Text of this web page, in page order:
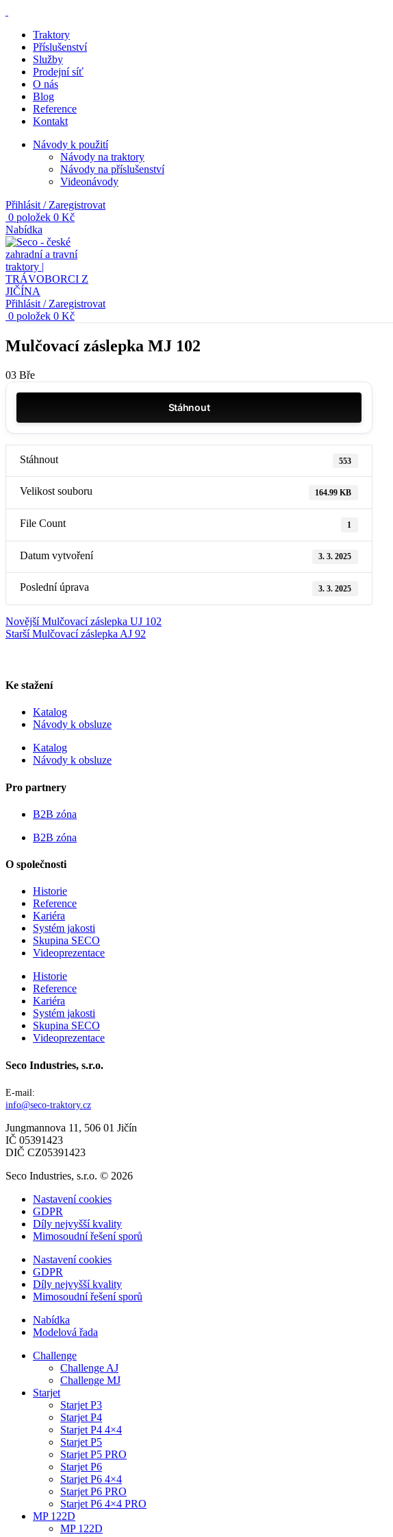
Traktory
Příslušenství
Služby
Prodejní síť
O nás
Blog
Reference
Kontakt
Návody k použití
Návody na traktory
Návody na příslušenství
Videonávody
Přihlásit / Zaregistrovat
0 položek 0 Kč
Nabídka
Přihlásit / Zaregistrovat
0 položek 0 Kč
Mulčovací záslepka MJ 102
03 Bře
Stáhnout
Stáhnout 553
Velikost souboru 164.99 KB
File Count 1
Datum vytvoření 3. 3. 2025
Poslední úprava 3. 3. 2025
Novější Mulčovací záslepka UJ 102
Starší Mulčovací záslepka AJ 92
Ke stažení
Katalog
Návody k obsluze
Katalog
Návody k obsluze
Pro partnery
B2B zóna
B2B zóna
O společnosti
Historie
Reference
Kariéra
Systém jakosti
Skupina SECO
Videoprezentace
Historie
Reference
Kariéra
Systém jakosti
Skupina SECO
Videoprezentace
Seco Industries, s.r.o.
E-mail:
info@seco-traktory.cz
Jungmannova 11, 506 01 Jičín
IČ 05391423
DIČ CZ05391423
Seco Industries, s.r.o. © 2026
Nastavení cookies
GDPR
Díly nejvyšší kvality
Mimosoudní řešení sporů
Nastavení cookies
GDPR
Díly nejvyšší kvality
Mimosoudní řešení sporů
Nabídka
Modelová řada
Challenge
Challenge AJ
Challenge MJ
Starjet
Starjet P3
Starjet P4
Starjet P4 4×4
Starjet P5
Starjet P5 PRO
Starjet P6
Starjet P6 4×4
Starjet P6 PRO
Starjet P6 4×4 PRO
MP 122D
MP 122D